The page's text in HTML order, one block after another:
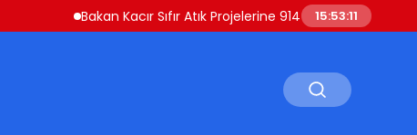
Bakan Kacır Sıfır Atık Projelerine 914 Milyon Lira Destek
15:53:11